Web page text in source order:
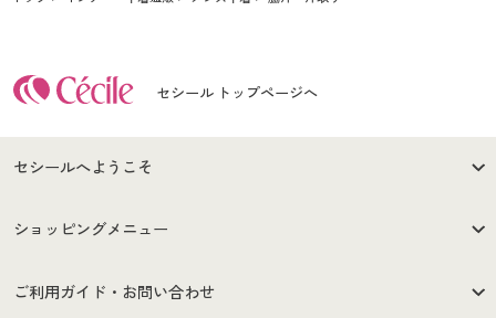
セシール トップページへ
セシールへようこそ
はじめての方へ
セシールご利用規約
ショッピングメニュー
商品カテゴリ
ご利用ガイド・お問い合わせ